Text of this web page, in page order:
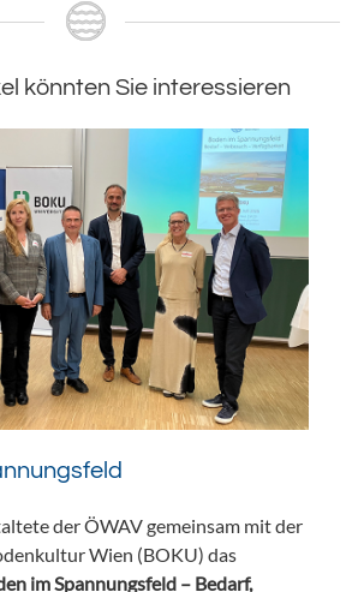
könnten Sie interessieren
der ÖWAV gemeinsam mit der
Wien (BOKU) das
im Spannungsfeld – Bedarf,